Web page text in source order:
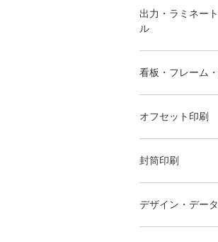
出力・ラミネー
ル
看板・フレーム
オフセット印刷
封筒印刷
デザイン・デー